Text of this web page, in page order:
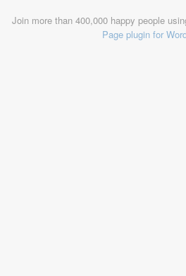
Join more than 400,000 happy people
Page plugin for